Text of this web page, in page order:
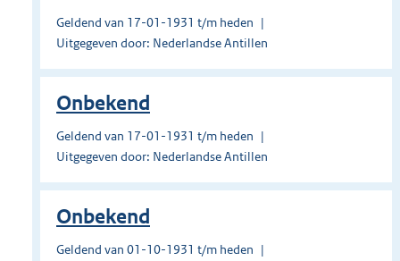
Geldend van 17-01-1931 t/m heden
Uitgegeven door: Nederlandse Antillen
Onbekend
Geldend van 17-01-1931 t/m heden
Uitgegeven door: Nederlandse Antillen
Onbekend
Geldend van 01-10-1931 t/m heden